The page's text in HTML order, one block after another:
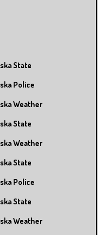
State
Police
Weather
State
Weather
State
Police
State
Weather